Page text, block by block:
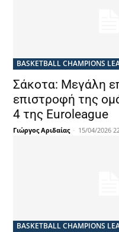
BASKETBALL CHAMPIONS
Σάκοτα: Μεγάλη
επιστροφή της
4 της Euroleague
Γιώργος Αριδαίας - 15/04/2026
BASKETBALL CHAMPIONS